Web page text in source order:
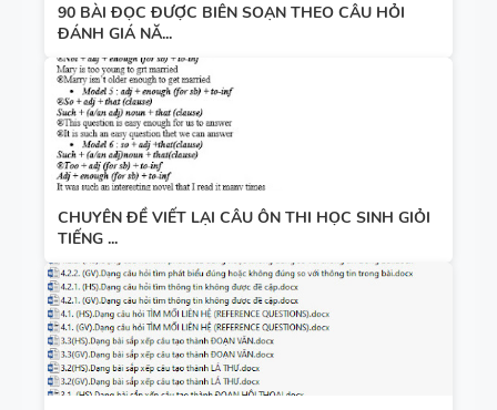
90 BÀI ĐỌC ĐƯỢC BIÊN SOẠN THEO CÂU HỎI
ĐÁNH GIÁ NĂ...
CHUYÊN ĐỀ VIẾT LẠI CÂU ÔN THI HỌC SINH GIỎI
TIẾNG ...